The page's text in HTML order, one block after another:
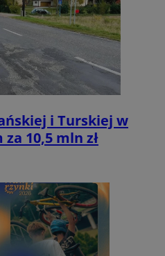
i Turskiej w
10,5 mln zł